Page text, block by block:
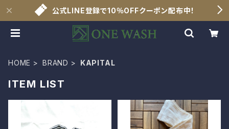
公式LINE登録で10％OFFクーポン配布中！
HOME BRAND KAPITAL
ITEM LIST